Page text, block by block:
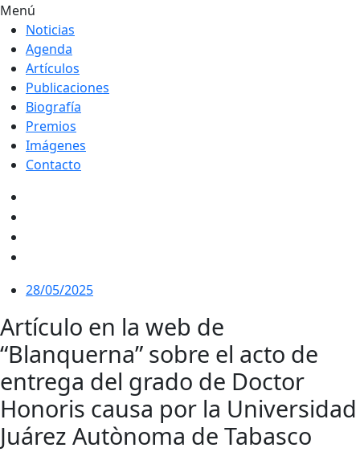
Menú
Noticias
Agenda
Artículos
Publicaciones
Biografía
Premios
Imágenes
Contacto
28/05/2025
Artículo en la web de
“Blanquerna” sobre el acto de
entrega del grado de Doctor
Honoris causa por la Universidad
Juárez Autònoma de Tabasco